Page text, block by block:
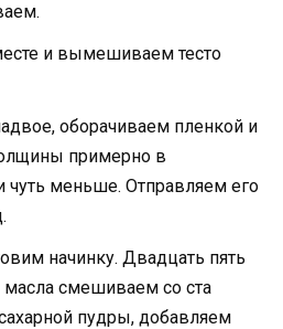
и вымешиваем тесто
оборачиваем пленкой и
примерно в
чуть меньше. Отправляем его
начинку. Двадцать пять
масла смешиваем со ста
пудры, добавляем